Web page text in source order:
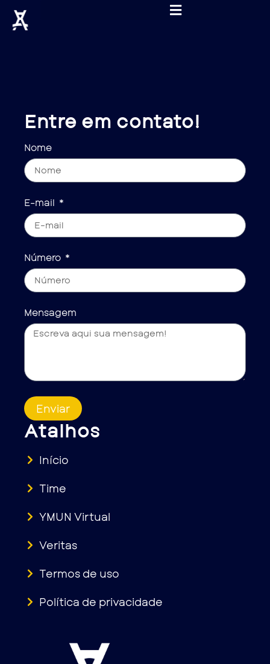
Atalhos
Início
Time
YMUN Virtual
Veritas
Termos de uso
Política de privacidade
Entre em contato!
Nome
E-mail
Número
Mensagem
Enviar